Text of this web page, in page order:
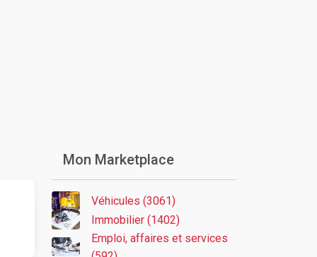
Mon Marketplace
Véhicules (3061)
Immobilier (1402)
Emploi, affaires et services